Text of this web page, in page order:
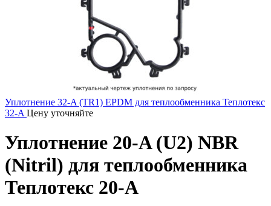
Уплотнение 32-A (TR1) EPDM для теплообменника Теплотекс
32-A Цену уточняйте
Уплотнение 20-A (U2) NBR
(Nitril) для теплообменника
Теплотекс 20-A